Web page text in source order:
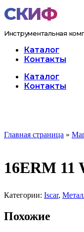
Перейти
к
Инструментальная
Каталог
Контакты
МенюКаталог
Контакты
Главная страница »
16ERM 11
Категории: Iscar,
Похожие